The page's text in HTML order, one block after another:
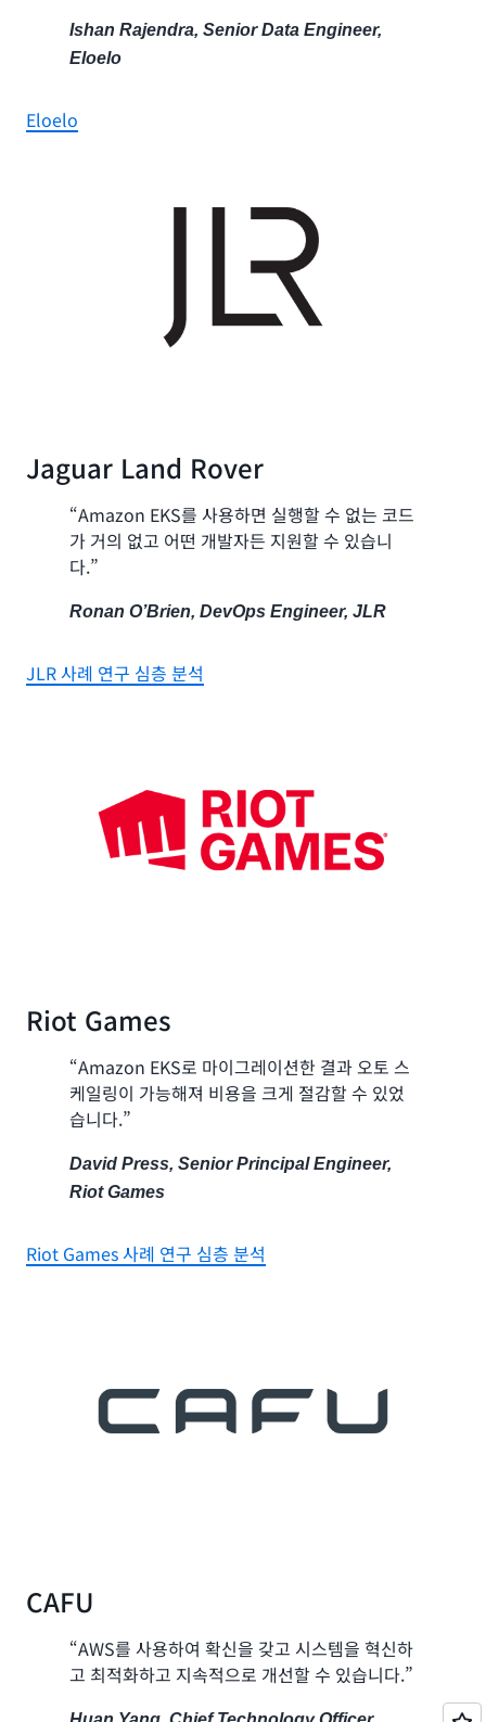
Ishan Rajendra, Senior Data Engineer,
Eloelo
Eloelo
Jaguar Land Rover
“Amazon EKS를 사용하면 실행할 수 없는 코드
가 거의 없고 어떤 개발자든 지원할 수 있습니
다.”
Ronan O’Brien, DevOps Engineer, JLR
JLR 사례 연구 심층 분석
Riot Games
“Amazon EKS로 마이그레이션한 결과 오토 스
케일링이 가능해져 비용을 크게 절감할 수 있었
습니다.”
David Press, Senior Principal Engineer,
Riot Games
Riot Games 사례 연구 심층 분석
CAFU
“AWS를 사용하여 확신을 갖고 시스템을 혁신하
고 최적화하고 지속적으로 개선할 수 있습니다.”